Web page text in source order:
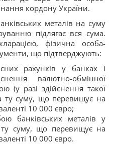
кордону України.
металів на суму
підлягає вся сума.
фізична особа-
що підтверджують:
рахунків у банках і
валютно-обмінної
(у разі здійснення такої
ту суму, що перевищує на
10 000 євро;
банківських металів у
суму, що перевищує на
10 000 євро.